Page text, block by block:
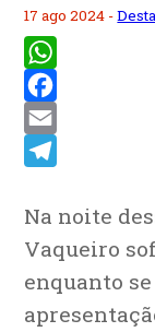
17 ago 2024 -
WhatsApp
Facebook
Email
Na noite
Vaqueiro
enquanto